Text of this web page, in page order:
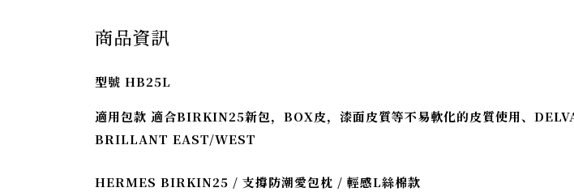
商品資訊
型號 HB25L
適用包款 適合BIRKIN25新包，BOX皮，漆面皮質等不易軟化的皮質使用、
BRILLANT EAST/WEST
HERMES BIRKIN25 / 支撐防潮愛包枕 / 輕感L絲棉款